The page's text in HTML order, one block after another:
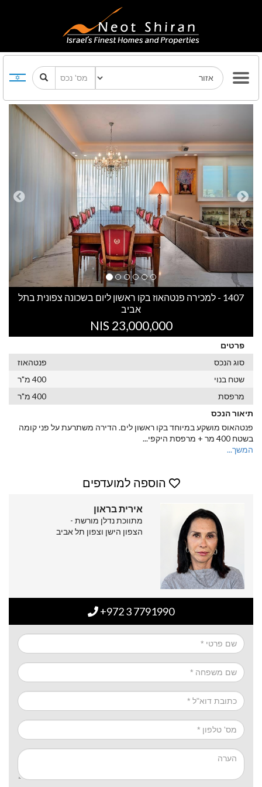
Previous Next
1407 - למכירה פנטהאוז בקו ראשון ליום בשכונה צפונית בתל
אביב
23,000,000 NIS
פרטים
סוג הנכס
פנטהאוז
שטח בנוי
400 מ"ר
מרפסת
400 מ"ר
תיאור הנכס
פנטהאוס מושקע במיוחד בקו ראשון לים. הדירה משתרעת על פני קומה
בשטח 400 מר + מרפסת היקפי
...
המשך...
הוספה למועדפים
אירית בראון
מתווכת נדלן מורשת -
הצפון הישן וצפון תל אביב
+972 3 7791990